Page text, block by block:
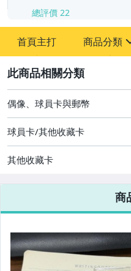
總評價 22
首頁主打 商品分類
圖書/影音/文具
玩具、模型與公仔
偶像、球員卡與郵幣
球員卡/其他收藏卡
其他收藏卡
商